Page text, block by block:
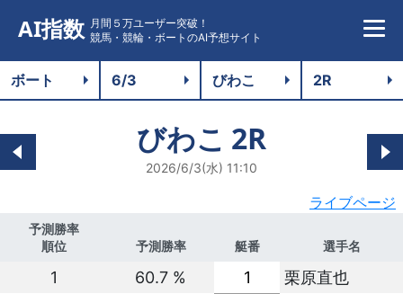
AI指数 月間５万ユーザー突破！
競馬・競輪・ボートのAI予想サイト
びわこ 2R
2026/6/3(水) 11:10
ライブページ
予測勝率
順位
予測勝率 艇番 選手名
1 60.7 % 1
栗原直也